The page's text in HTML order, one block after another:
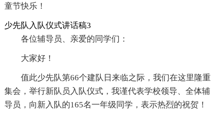
童节快乐！
少先队入队仪式讲话稿3
各位辅导员、亲爱的同学们：
大家好！
值此少先队第66个建队日来临之际，我们在这里隆重
集会，举行新队员入队仪式，我谨代表学校领导、全体辅
导员，向新入队的165名一年级同学，表示热烈的祝贺！